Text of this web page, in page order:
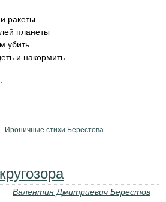
ракеты.
планеты
убить
и накормить.
Ироничные стихи Берестова
Валентин Дмитриевич Берестов